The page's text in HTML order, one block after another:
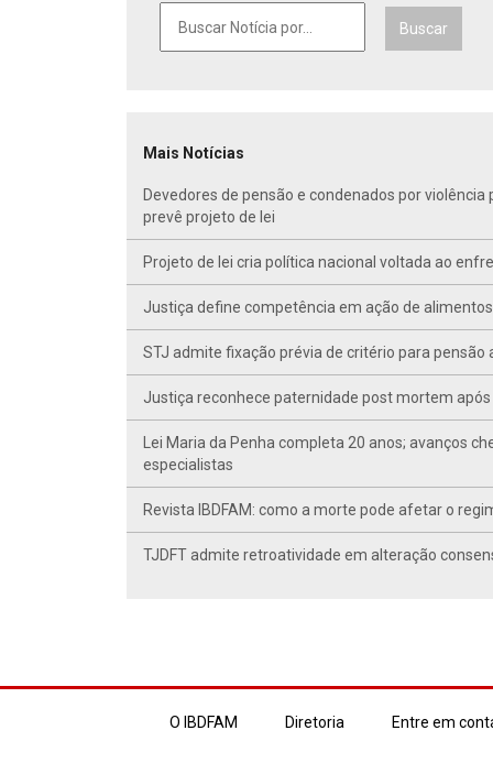
Buscar
Mais Notícias
Devedores de pensão e condenados por
prevê projeto de lei
Projeto de lei cria política nacional voltada ao
Justiça define competência em ação de
STJ admite fixação prévia de critério para
Justiça reconhece paternidade post mortem
Lei Maria da Penha completa 20 anos; avanços
especialistas
Revista IBDFAM: como a morte pode afetar o
TJDFT admite retroatividade em alteração
O IBDFAM Diretoria Entre em